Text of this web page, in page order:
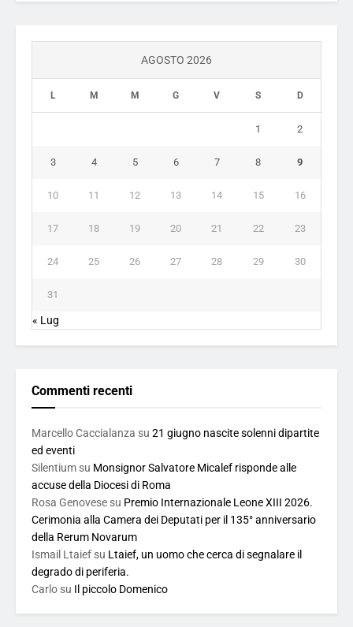
AGOSTO 2026
L M M G V S D
1 2
3 4 5 6 7 8 9
10 11 12 13 14 15 16
17 18 19 20 21 22 23
24 25 26 27 28 29 30
31
« Lug
Commenti recenti
Marcello Caccialanza su 21 giugno nascite solenni dipartite
ed eventi
Silentium su Monsignor Salvatore Micalef risponde alle
accuse della Diocesi di Roma
Rosa Genovese su Premio Internazionale Leone XIII 2026.
Cerimonia alla Camera dei Deputati per il 135° anniversario
della Rerum Novarum
Ismail Ltaief su Ltaief, un uomo che cerca di segnalare il
degrado di periferia.
Carlo su Il piccolo Domenico